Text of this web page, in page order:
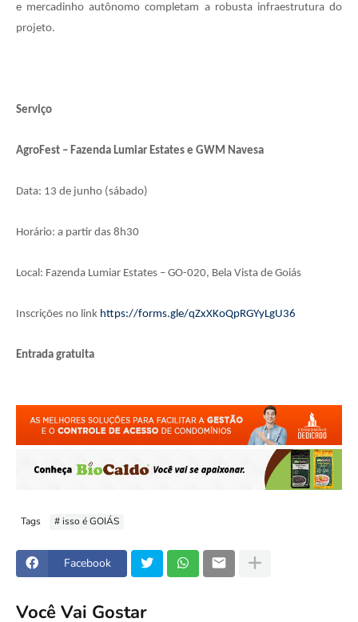
e mercadinho autônomo completam a robusta infraestrutura do
projeto.
Serviço
AgroFest – Fazenda Lumiar Estates e GWM Navesa
Data: 13 de junho (sábado)
Horário: a partir das 8h30
Local: Fazenda Lumiar Estates – GO-020, Bela Vista de Goiás
Inscrições no link https://forms.gle/qZxXKoQpRGYyLgU36
Entrada gratuita
Tags # isso é GOIÁS
Facebook
Você Vai Gostar